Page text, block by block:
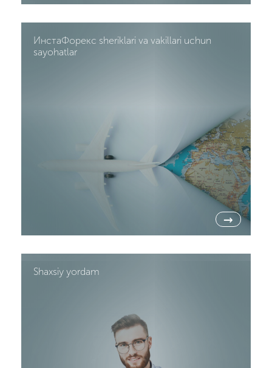
ИнстаФорекс sheriklari va vakillari uchun
sayohatlar
→
Shaxsiy yordam